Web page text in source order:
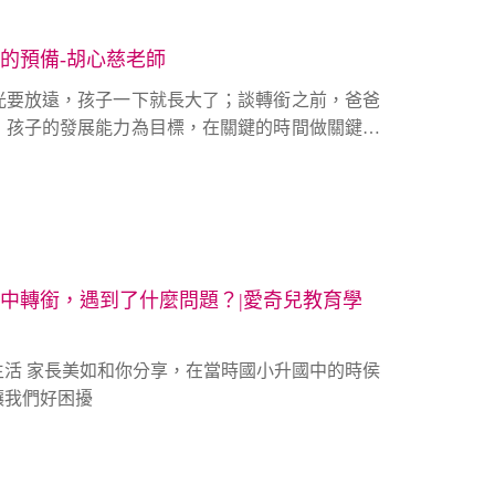
預備-胡心慈老師
放遠，孩子一下就長大了；談轉銜之前，爸爸
子的發展能力為目標，在關鍵的時間做關鍵的
轉銜，遇到了什麼問題？|愛奇兒教育學
家長美如和你分享，在當時國小升國中的時侯
們好困擾